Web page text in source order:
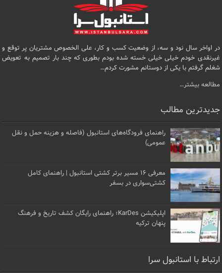
در اواخر سال نود و سه، از وضعیت کسب و کار، علی الخصوص مشتریان پر توقع و
غیرنقدی خودم خیلی خیلی خسته شده بودم بطوری که چند بار تصمیم به تعویض
شغلم گرفتم با یکی از دوستانم مشورت کردم…
مطالعه بیشتر…
جدیدترین مطالب
راهنمای فرودگاه‌های استانبول (فاصله و هزینه حمل و نقل
عمومی)
معرفی ۱۶ مسیر برتر کشتی استانبول | راهنمای کامل
کشتی‌سواری در بسفر
اپلیکیشن KarDes؛ راهنمای رایگان کشف تاریخ و فرهنگ
پنهان ترکیه
ارتباط با استانبول سرا